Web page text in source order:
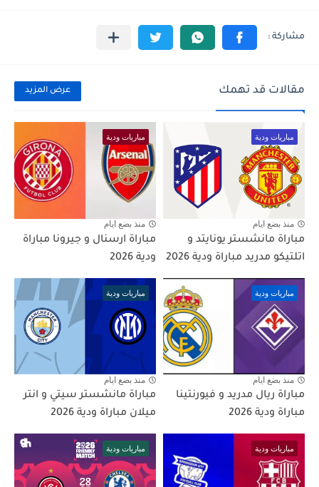
مقالات قد تهمك عرض المزيد
مباريات ودية
منذ بضع ايام
مباراة مانشستر يونايتد و
اتلتيكو مدريد مباراة ودية 2026
مباريات ودية
منذ بضع ايام
مباراة ارسنال و جيرونا مباراة
ودية 2026
مباريات ودية
منذ بضع ايام
مباراة ريال مدريد و فيورنتينا
مباراة ودية 2026
مباريات ودية
منذ بضع ايام
مباراة مانشستر سيتي و انتر
ميلان مباراة ودية 2026
مباريات ودية مباريات ودية